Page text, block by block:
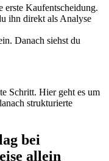
Kaufentscheidung.
ihn direkt als Analyse
Danach siehst du
Schritt. Hier geht es um
strukturierte
bei
allein